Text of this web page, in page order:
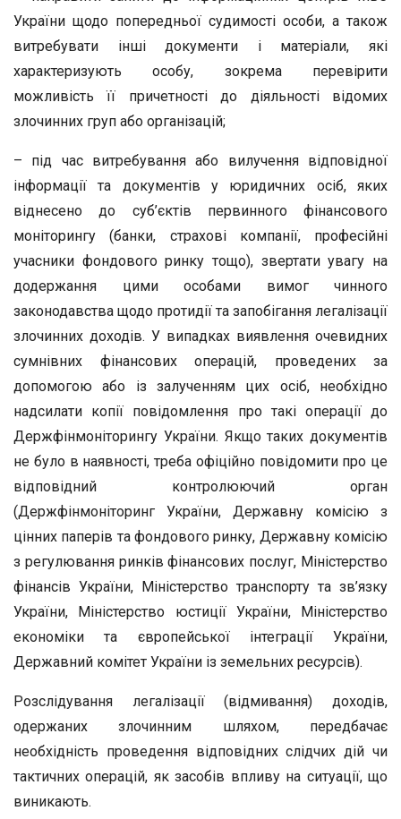
України щодо попередньої судимості особи, а також
витребувати інші документи і матеріали, які
характеризують особу, зокрема перевірити
можливість її причетності до діяльності відомих
злочинних груп або організацій;
– під час витребування або вилучення відповідної
інформації та документів у юридичних осіб, яких
віднесено до суб’єктів первинного фінансового
моніторингу (банки, страхові компанії, професійні
учасники фондового ринку тощо), звертати увагу на
додержання цими особами вимог чинного
законодавства щодо протидії та запобігання легалізації
злочинних доходів. У випадках виявлення очевидних
сумнівних фінансових операцій, проведених за
допомогою або із залученням цих осіб, необхідно
надсилати копії повідомлення про такі операції до
Держфінмоніторингу України. Якщо таких документів
не було в наявності, треба офіційно повідомити про це
відповідний контролюючий орган
(Держфінмоніторинг України, Державну комісію з
цінних паперів та фондового ринку, Державну комісію
з регулювання ринків фінансових послуг, Міністерство
фінансів України, Міністерство транспорту та зв’язку
України, Міністерство юстиції України, Міністерство
економіки та європейської інтеграції України,
Державний комітет України із земельних ресурсів).
Розслідування легалізації (відмивання) доходів,
одержаних злочинним шляхом, передбачає
необхідність проведення відповідних слідчих дій чи
тактичних операцій, як засобів впливу на ситуації, що
виникають.